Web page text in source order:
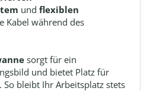
undflexiblen
Kabel während des
sorgt für ein
und bietet Platz für
So bleibt Ihr Arbeitsplatz stets